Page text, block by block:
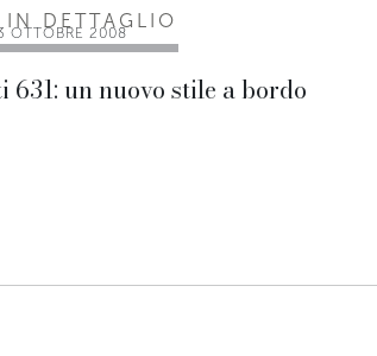
OTTOBRE 2008
631: un nuovo stile a bordo
IN DETTAGLIO